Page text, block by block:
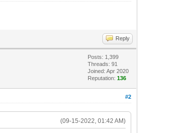
Reply
Posts: 1,399
Threads: 91
Joined: Apr 2020
Reputation:136
#2
(09-15-2022, 01:42 AM)